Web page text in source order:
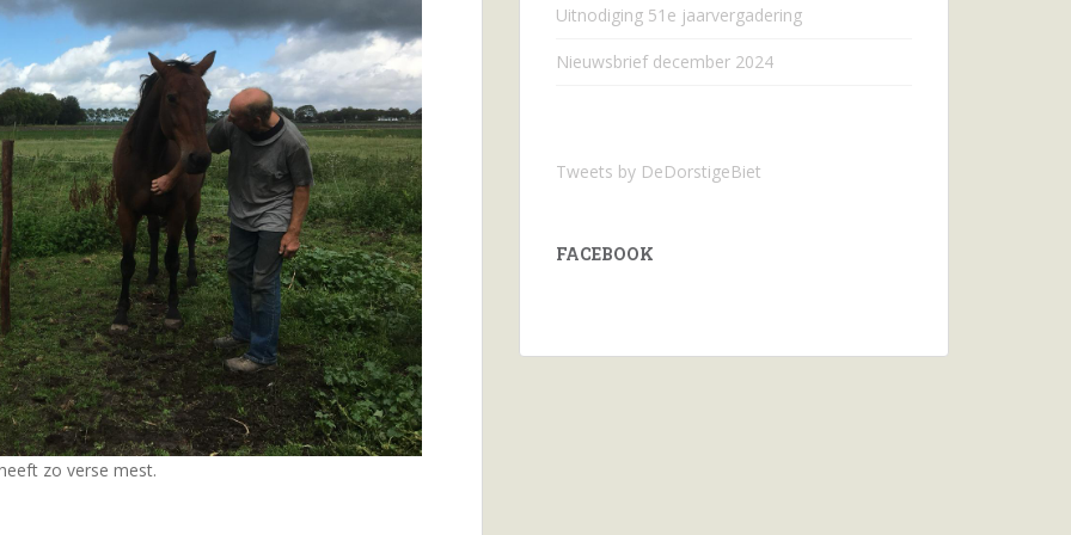
zo verse mest.
Uitnodiging 51e jaarvergadering
Nieuwsbrief december 2024
Tweets by DeDorstigeBiet
FACEBOOK